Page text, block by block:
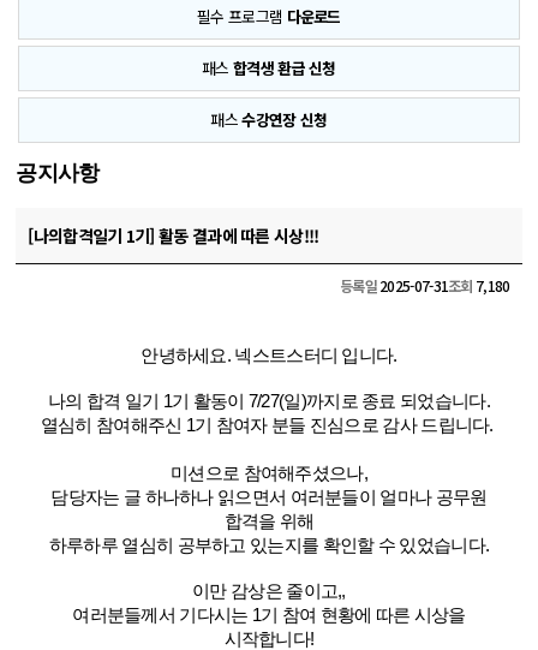
필수 프로그램 다운로드
패스합격생 환급 신청
패스수강연장 신청
공지사항
[나의합격일기 1기] 활동 결과에 따른 시상!!!
등록일2025-07-31조회 7,180
안녕하세요. 넥스트스터디 입니다.
나의 합격 일기 1기 활동이 7/27(일)까지로 종료 되었습니다.
열심히 참여해주신 1기 참여자 분들 진심으로 ​감사 드립니다.
미션으로 참여해주셨으나,
담당자는 글 하나하나 읽으면서 여러분들이 얼마나 공무원
합격을 위해
하루하루 열심히 공부하고 있는지를 확인할 수 있었습니다.
이만 감상은 줄이고,,
여러분들께서 기다시는 1기 참여 현황에 따른 시상을
시작합니다!